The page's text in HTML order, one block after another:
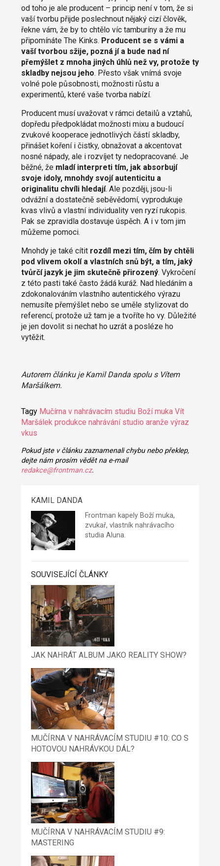
od toho je ale producent – princip není v tom, že si
vaší tvorbu přijde poslechnout nějaký cizí člověk,
řekne vám, že by to chtělo víc tamburíny a že mu
připomínáte The Kinks. Producent se s vámi a
vaší tvorbou sžije, pozná jí a bude nad ní
přemýšlet z mnoha jiných úhlů než vy, protože ty
skladby nejsou jeho. Přesto však vnímá svoje
volné pole působnosti, možnosti růstu a
experimentů, které vaše tvorba nabízí.
Producent musí uvažovat v rámci detailů a vztahů,
dopředu předpokládat možnosti mixu a budoucí
zvukové kooperace jednotlivých částí skladby,
přinášet koření i čistky, obnažovat a akcentovat
nosné nápady, ale i rozvíjet ty nedopracované. Je
běžné, že mladí interpreti tím, jak absorbují
svoje idoly, mnohdy svojí autenticitu a
originalitu chvíli hledají. Ale později, jsou-li
odvážní a dostatečně seběvědomí, vyprodukuje
kvas vlivů a vlastní individuality ven ryzí rukopis.
Pak se zpravidla dostavuje úspěch. A i v tom jim
můžeme pomoci.
Mnohdy je také cítit rozdíl mezi tím, čím by chtěli
pod vlivem okolí a vlastních snů být, a tím, jaký
tvůrčí jazyk je jim skutečně přirozený. Vykročení
z této pasti také často žádá kuráž. Nad hledáním a
zdokonalováním vlastního autentického výrazu
nemusíte přemýšlet nebo se uměle stylizovat do
referencí, protože už tam je a tvoříte ho vy. Důležité
je jen dovolit si nechat ho uzrát a posléze ho
vytěžit.
Autorem článku je Kamil Danda spolu s Vítem
Maršálkem.
Tagy Mučírna v nahrávacím studiu Boží muka Vít
Maršálek produkce nahrávání studio aranže výraz
vkus
Pokud jste v článku zaznamenali chybu nebo překlep,
dejte nám prosím vědět na e-mail
redakce@frontman.cz.
KAMIL DANDA
Frontman kapely Boží muka,
zvukař, vlastník nahrávacího
studia Aluna.
SOUVISEJÍCÍ ČLÁNKY
JAK NAHRÁT ALBUM JAKO REALITY SHOW?
MUČÍRNA V NAHRÁVACÍM STUDIU #10: CO S
HOTOVOU NAHRÁVKOU DÁL?
MUČÍRNA V NAHRÁVACÍM STUDIU #9:
MASTERING